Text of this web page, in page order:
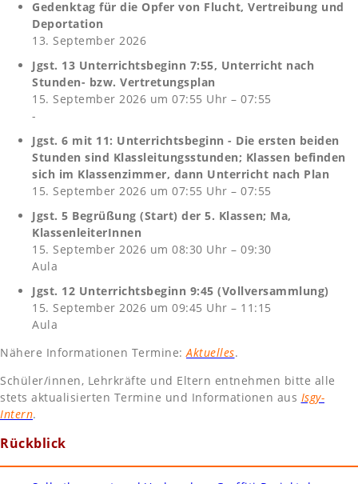
Gedenktag für die Opfer von Flucht, Vertreibung und
Deportation
13. September 2026
Jgst. 13 Unterrichtsbeginn 7:55, Unterricht nach
Stunden- bzw. Vertretungsplan
15. September 2026 um 07:55 Uhr – 07:55
-
Jgst. 6 mit 11: Unterrichtsbeginn - Die ersten beiden
Stunden sind Klassleitungsstunden; Klassen befinden
sich im Klassenzimmer, dann Unterricht nach Plan
15. September 2026 um 07:55 Uhr – 07:55
Jgst. 5 Begrüßung (Start) der 5. Klassen; Ma,
KlassenleiterInnen
15. September 2026 um 08:30 Uhr – 09:30
Aula
Jgst. 12 Unterrichtsbeginn 9:45 (Vollversammlung)
15. September 2026 um 09:45 Uhr – 11:15
Aula
Nähere Informationen Termine: Aktuelles.
Schüler/innen, Lehrkräfte und Eltern entnehmen bitte alle
stets aktualisierten Termine und Informationen aus Isgy-
Intern.
Rückblick